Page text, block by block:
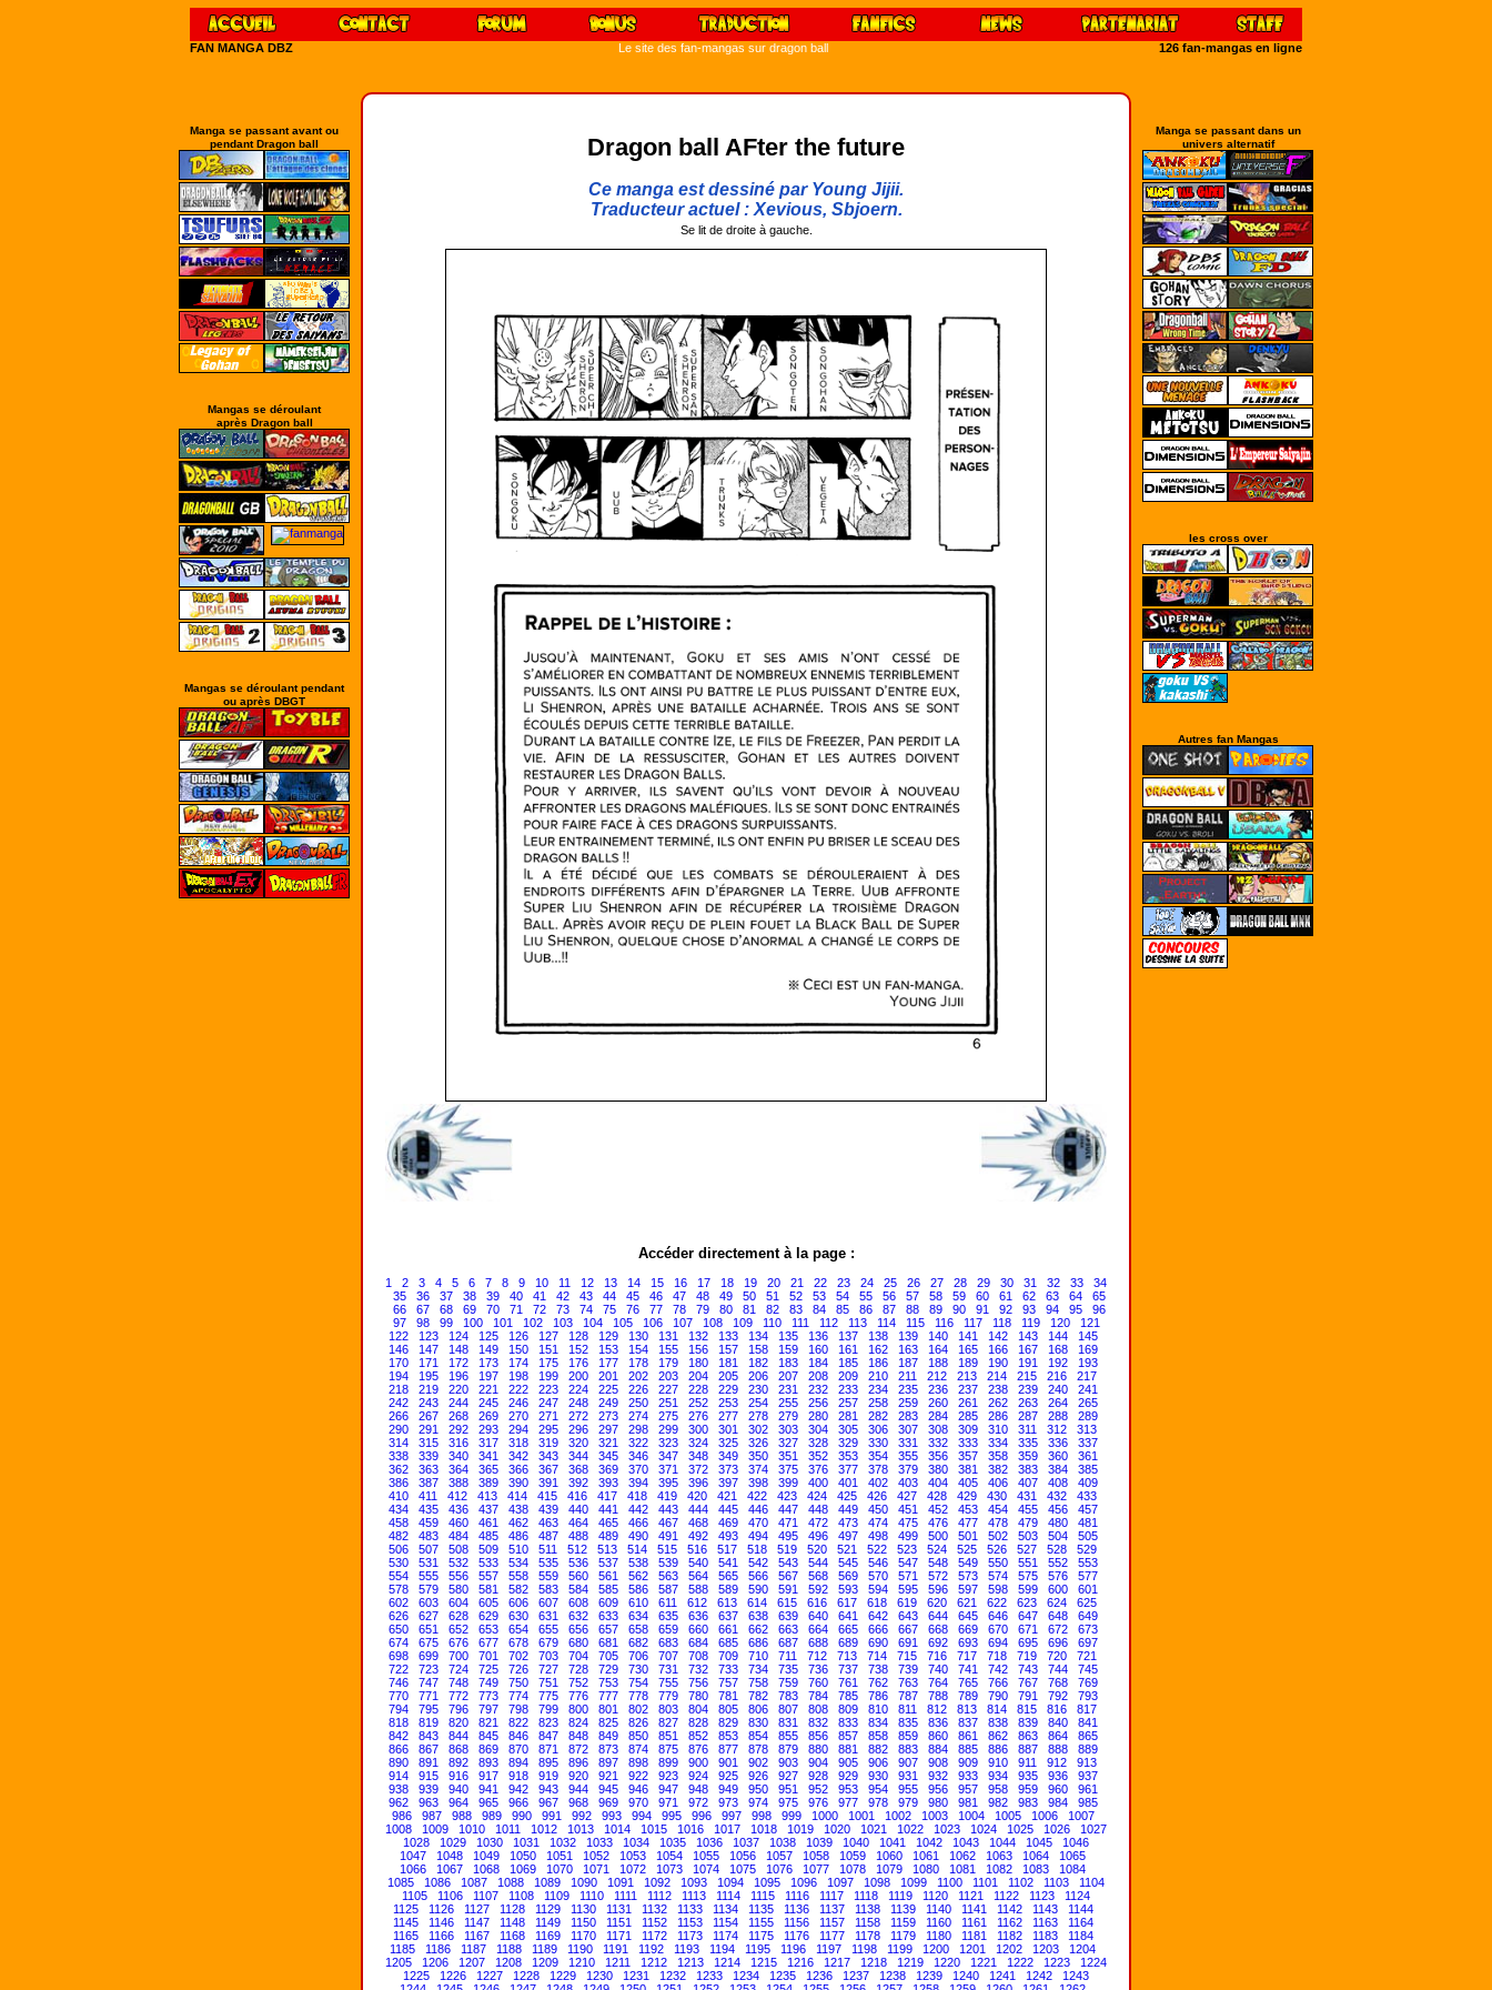
FAN MANGA DBZ Le site des fan-mangas sur dragon ball 126 fan-mangas en ligne
Manga se passant dans un
univers alternatif
les cross over
Autres fan Mangas
Manga se passant avant ou
pendant Dragon ball
Mangas se déroulant
après Dragon ball
Mangas se déroulant pendant
ou après DBGT
Dragon ball AFter the future
Ce manga est dessiné par Young Jijii.
Traducteur actuel : Xevious, Sbjoern.
Se lit de droite à gauche.
Accéder directement à la page :
1 2 3 4 5 6 7 8 9 10 11 12 13 14 15 16 17 18 19 20 21 22 23 24 25 26 27 28 29 30 31 32 33
34
35
36 37 38 39 40 41 42 43 44 45 46 47 48 49 50 51 52 53 54 55 56 57 58 59 60 61 62 63 64
65
66
67 68 69 70 71 72 73 74 75 76 77 78 79 80 81 82 83 84 85 86 87 88 89 90 91 92 93 94 95
96
97
98 99 100 101 102 103 104 105 106 107 108 109 110 111 112 113 114 115 116 117 118 119 120
121
122
123 124 125 126 127 128 129 130 131 132 133 134 135 136 137 138 139 140 141 142 143 144
145
146
147 148 149 150 151 152 153 154 155 156 157 158 159 160 161 162 163 164 165 166 167 168
169
170
171 172 173 174 175 176 177 178 179 180 181 182 183 184 185 186 187 188 189 190 191 192
193
194
195 196 197 198 199 200 201 202 203 204 205 206 207 208 209 210 211 212 213 214 215 216
217
218
219 220 221 222 223 224 225 226 227 228 229 230 231 232 233 234 235 236 237 238 239 240
241
242
243 244 245 246 247 248 249 250 251 252 253 254 255 256 257 258 259 260 261 262 263 264
265
266
267 268 269 270 271 272 273 274 275 276 277 278 279 280 281 282 283 284 285 286 287 288
289
290
291 292 293 294 295 296 297 298 299 300 301 302 303 304 305 306 307 308 309 310 311 312
313
314
315 316 317 318 319 320 321 322 323 324 325 326 327 328 329 330 331 332 333 334 335 336
337
338
339 340 341 342 343 344 345 346 347 348 349 350 351 352 353 354 355 356 357 358 359 360
361
362
363 364 365 366 367 368 369 370 371 372 373 374 375 376 377 378 379 380 381 382 383 384
385
386
387 388 389 390 391 392 393 394 395 396 397 398 399 400 401 402 403 404 405 406 407 408
409
410
411 412 413 414 415 416 417 418 419 420 421 422 423 424 425 426 427 428 429 430 431 432
433
434
435 436 437 438 439 440 441 442 443 444 445 446 447 448 449 450 451 452 453 454 455 456
457
458
459 460 461 462 463 464 465 466 467 468 469 470 471 472 473 474 475 476 477 478 479 480
481
482
483 484 485 486 487 488 489 490 491 492 493 494 495 496 497 498 499 500 501 502 503 504
505
506
507 508 509 510 511 512 513 514 515 516 517 518 519 520 521 522 523 524 525 526 527 528
529
530
531 532 533 534 535 536 537 538 539 540 541 542 543 544 545 546 547 548 549 550 551 552
553
554
555 556 557 558 559 560 561 562 563 564 565 566 567 568 569 570 571 572 573 574 575 576
577
578
579 580 581 582 583 584 585 586 587 588 589 590 591 592 593 594 595 596 597 598 599 600
601
602
603 604 605 606 607 608 609 610 611 612 613 614 615 616 617 618 619 620 621 622 623 624
625
626
627 628 629 630 631 632 633 634 635 636 637 638 639 640 641 642 643 644 645 646 647 648
649
650
651 652 653 654 655 656 657 658 659 660 661 662 663 664 665 666 667 668 669 670 671 672
673
674
675 676 677 678 679 680 681 682 683 684 685 686 687 688 689 690 691 692 693 694 695 696
697
698
699 700 701 702 703 704 705 706 707 708 709 710 711 712 713 714 715 716 717 718 719 720
721
722
723 724 725 726 727 728 729 730 731 732 733 734 735 736 737 738 739 740 741 742 743 744
745
746
747 748 749 750 751 752 753 754 755 756 757 758 759 760 761 762 763 764 765 766 767 768
769
770
771 772 773 774 775 776 777 778 779 780 781 782 783 784 785 786 787 788 789 790 791 792
793
794
795 796 797 798 799 800 801 802 803 804 805 806 807 808 809 810 811 812 813 814 815 816
817
818
819 820 821 822 823 824 825 826 827 828 829 830 831 832 833 834 835 836 837 838 839 840
841
842
843 844 845 846 847 848 849 850 851 852 853 854 855 856 857 858 859 860 861 862 863 864
865
866
867 868 869 870 871 872 873 874 875 876 877 878 879 880 881 882 883 884 885 886 887 888
889
890
891 892 893 894 895 896 897 898 899 900 901 902 903 904 905 906 907 908 909 910 911 912
913
914
915 916 917 918 919 920 921 922 923 924 925 926 927 928 929 930 931 932 933 934 935 936
937
938
939 940 941 942 943 944 945 946 947 948 949 950 951 952 953 954 955 956 957 958 959 960
961
962
963 964 965 966 967 968 969 970 971 972 973 974 975 976 977 978 979 980 981 982 983 984
985
986
987 988 989 990 991 992 993 994 995 996 997 998 999 1000 1001 1002 1003 1004 1005 1006
1007
1008
1009 1010 1011 1012 1013 1014 1015 1016 1017 1018 1019 1020 1021 1022 1023 1024 1025 1026
1027
1028
1029 1030 1031 1032 1033 1034 1035 1036 1037 1038 1039 1040 1041 1042 1043 1044 1045
1046
1047
1048 1049 1050 1051 1052 1053 1054 1055 1056 1057 1058 1059 1060 1061 1062 1063 1064
1065
1066
1067 1068 1069 1070 1071 1072 1073 1074 1075 1076 1077 1078 1079 1080 1081 1082 1083
1084
1085
1086 1087 1088 1089 1090 1091 1092 1093 1094 1095 1096 1097 1098 1099 1100 1101 1102 1103
1104
1105
1106 1107 1108 1109 1110 1111 1112 1113 1114 1115 1116 1117 1118 1119 1120 1121 1122 1123
1124
1125
1126 1127 1128 1129 1130 1131 1132 1133 1134 1135 1136 1137 1138 1139 1140 1141 1142 1143
1144
1145
1146 1147 1148 1149 1150 1151 1152 1153 1154 1155 1156 1157 1158 1159 1160 1161 1162 1163
1164
1165
1166 1167 1168 1169 1170 1171 1172 1173 1174 1175 1176 1177 1178 1179 1180 1181 1182 1183
1184
1185
1186 1187 1188 1189 1190 1191 1192 1193 1194 1195 1196 1197 1198 1199 1200 1201 1202 1203
1204
1205
1206 1207 1208 1209 1210 1211 1212 1213 1214 1215 1216 1217 1218 1219 1220 1221 1222 1223
1224
1225
1226 1227 1228 1229 1230 1231 1232 1233 1234 1235 1236 1237 1238 1239 1240 1241 1242
1243